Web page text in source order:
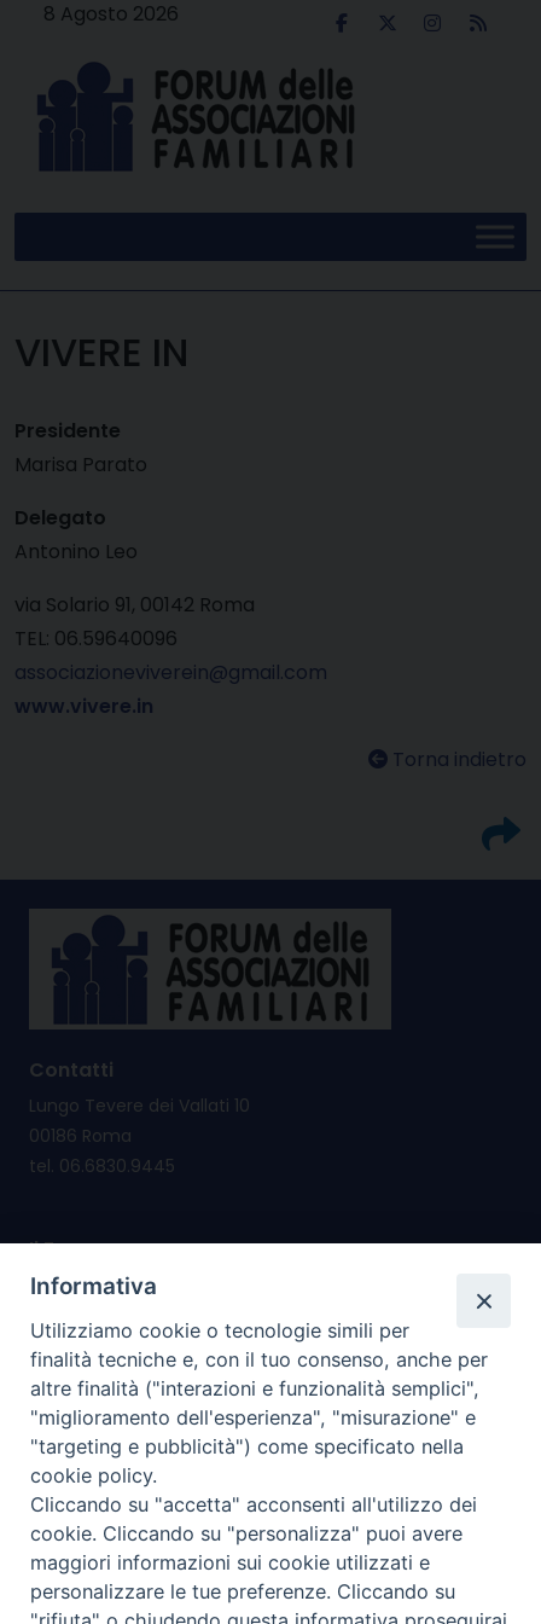
8 Agosto 2026
VIVERE IN
Presidente
Marisa Parato
Delegato
Antonino Leo
via Solario 91, 00142 Roma
TEL: 06.59640096
associazioneviverein@gmail.com
www.vivere.in
Torna indietro
Contatti
Lungo Tevere dei Vallati 10
00186 Roma
tel. 06.6830.9445
Il Forum nasce per
promuovere e salvaguardare i valori e i diritti della
riconsegnare alla famiglia il diritto di cittadinanza
I nostri PROGETTI
I SERVIZI che offriamo
I nostri social
Informativa
Utilizziamo cookie o tecnologie simili per
finalità tecniche e, con il tuo consenso, anche per
altre finalità ("interazioni e funzionalità semplici",
"miglioramento dell'esperienza", "misurazione" e
"targeting e pubblicità") come specificato nella
cookie policy.
Cliccando su "accetta" acconsenti all'utilizzo dei
cookie. Cliccando su "personalizza" puoi avere
maggiori informazioni sui cookie utilizzati e
personalizzare le tue preferenze. Cliccando su